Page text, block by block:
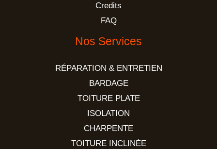
Credits
FAQ
Nos Services
RÉPARATION & ENTRETIEN
BARDAGE
TOITURE PLATE
ISOLATION
CHARPENTE
TOITURE INCLINÉE